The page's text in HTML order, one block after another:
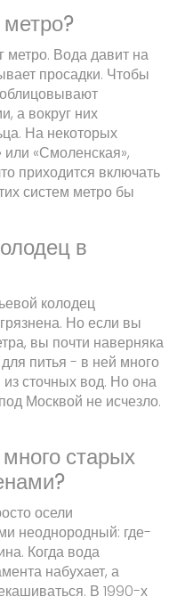
Вода давит на
просадки. Чтобы
а вокруг них
На некоторых
или «Смоленская»,
приходится включать
систем метро бы
в
колодец
Но если вы
вы почти наверняка
питья - в ней много
сточных вод. Но она
Москвой не исчезло.
старых
осели
неоднородный: где-
Когда вода
набухает, а
В 1990-х